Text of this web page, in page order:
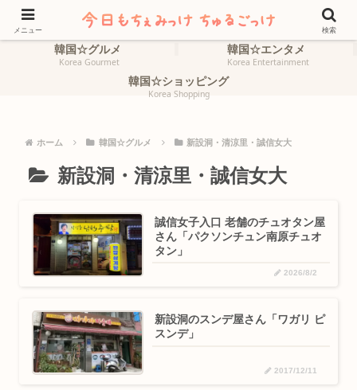
ホーム
HOME
韓国☆旅行
韓国☆グルメ
Korea Gourmet
韓国☆エンタメ
Korea Entertainment
韓国☆ショッピング
Korea Shopping
ホーム 韓国☆グルメ 新設洞・清涼里・誠信女大
新設洞・清涼里・誠信女大
誠信女子入口 老舗のチュオタン屋
さん「パクソンチュン南原チュオ
タン」
2026/8/2
新設洞のスンデ屋さん「ワガリ ピ
スンデ」
2017/12/11
メニュー 検索